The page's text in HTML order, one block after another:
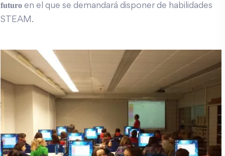
futuro en el que se demandará disponer de habilidades
STEAM.